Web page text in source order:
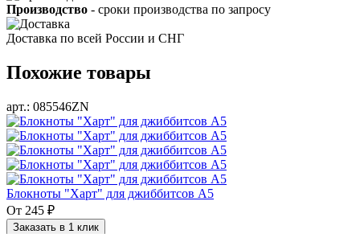
Производство - сроки производства по запросу
Доставка по всей России и СНГ
Похожие товары
арт.: 085546ZN
Блокноты "Харт" для джиббитсов А5
От 245 ₽
Заказать в 1 клик